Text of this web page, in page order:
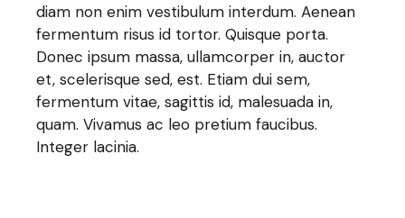
diam non enim vestibulum interdum. Aenean
fermentum risus id tortor. Quisque porta.
Donec ipsum massa, ullamcorper in, auctor
et, scelerisque sed, est. Etiam dui sem,
fermentum vitae, sagittis id, malesuada in,
quam. Vivamus ac leo pretium faucibus.
Integer lacinia.